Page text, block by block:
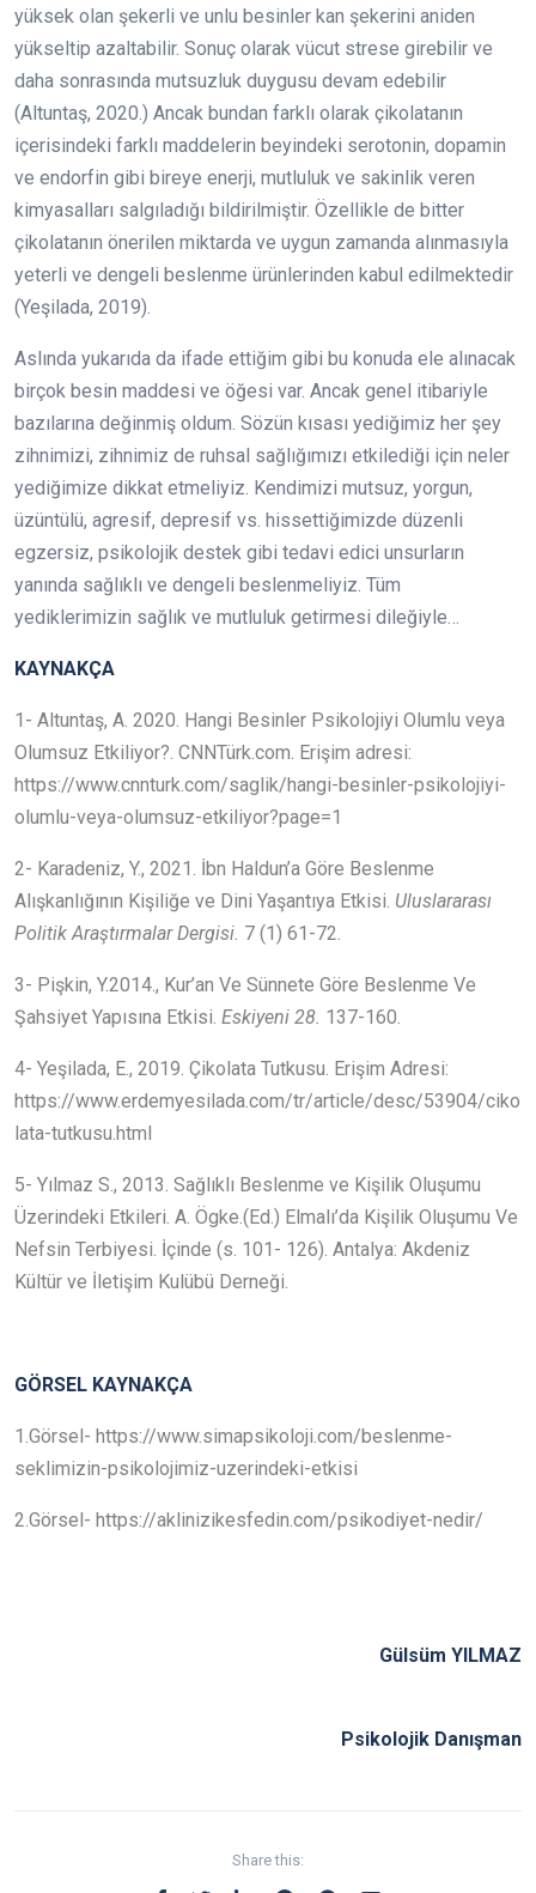
yüksek olan şekerli ve unlu besinler kan şekerini aniden
yükseltip azaltabilir. Sonuç olarak vücut strese girebilir ve
daha sonrasında mutsuzluk duygusu devam edebilir
(Altuntaş, 2020.) Ancak bundan farklı olarak çikolatanın
içerisindeki farklı maddelerin beyindeki serotonin, dopamin
ve endorfin gibi bireye enerji, mutluluk ve sakinlik veren
kimyasalları salgıladığı bildirilmiştir. Özellikle de bitter
çikolatanın önerilen miktarda ve uygun zamanda alınmasıyla
yeterli ve dengeli beslenme ürünlerinden kabul edilmektedir
(Yeşilada, 2019).
Aslında yukarıda da ifade ettiğim gibi bu konuda ele alınacak
birçok besin maddesi ve öğesi var. Ancak genel itibariyle
bazılarına değinmiş oldum. Sözün kısası yediğimiz her şey
zihnimizi, zihnimiz de ruhsal sağlığımızı etkilediği için neler
yediğimize dikkat etmeliyiz. Kendimizi mutsuz, yorgun,
üzüntülü, agresif, depresif vs. hissettiğimizde düzenli
egzersiz, psikolojik destek gibi tedavi edici unsurların
yanında sağlıklı ve dengeli beslenmeliyiz. Tüm
yediklerimizin sağlık ve mutluluk getirmesi dileğiyle…
KAYNAKÇA
1- Altuntaş, A. 2020. Hangi Besinler Psikolojiyi Olumlu veya
Olumsuz Etkiliyor?. CNNTürk.com. Erişim adresi:
https://www.cnnturk.com/saglik/hangi-besinler-psikolojiyi-
olumlu-veya-olumsuz-etkiliyor?page=1
2- Karadeniz, Y., 2021. İbn Haldun’a Göre Beslenme
Alışkanlığının Kişiliğe ve Dini Yaşantıya Etkisi. Uluslararası
Politik Araştırmalar Dergisi. 7 (1) 61-72.
3- Pişkin, Y.2014., Kur’an Ve Sünnete Göre Beslenme Ve
Şahsiyet Yapısına Etkisi. Eskiyeni 28. 137-160.
4- Yeşilada, E., 2019. Çikolata Tutkusu. Erişim Adresi:
https://www.erdemyesilada.com/tr/article/desc/53904/ciko
lata-tutkusu.html
5- Yılmaz S., 2013. Sağlıklı Beslenme ve Kişilik Oluşumu
Üzerindeki Etkileri. A. Ögke.(Ed.) Elmalı’da Kişilik Oluşumu Ve
Nefsin Terbiyesi. İçinde (s. 101- 126). Antalya: Akdeniz
Kültür ve İletişim Kulübü Derneği.
GÖRSEL KAYNAKÇA
1.Görsel- https://www.simapsikoloji.com/beslenme-
seklimizin-psikolojimiz-uzerindeki-etkisi
2.Görsel- https://aklinizikesfedin.com/psikodiyet-nedir/
Gülsüm YILMAZ
Psikolojik Danışman
Share this: